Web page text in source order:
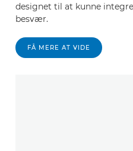
designet til at kunne
besvær.
FÅ MERE AT VIDE